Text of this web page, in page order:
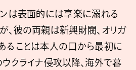
ンは表面的には享楽に溺れる
、彼の両親は新興財閥、オリガ
ることは本人の口から最初に
クライナ侵攻以降、海外で暮